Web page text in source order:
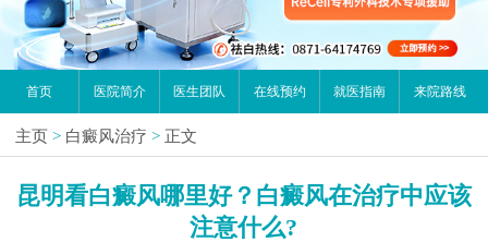
首页 医院简介 医生团队 在线预约 就医指南 来院路线
主页 > 白癜风治疗 > 正文
昆明看白癜风哪里好？白癜风在治疗中应该
注意什么?